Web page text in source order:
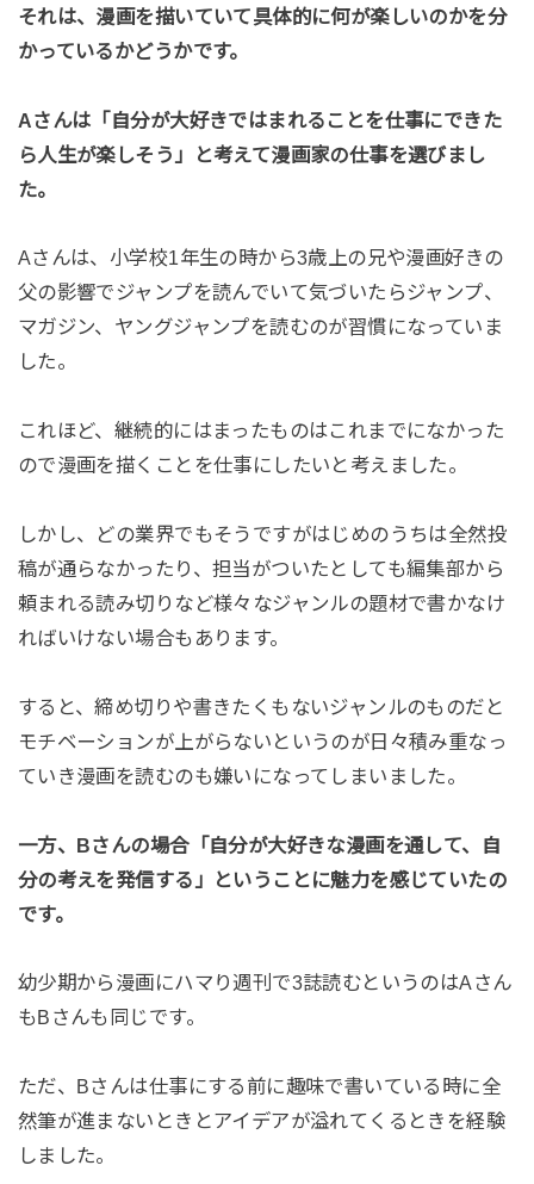
それは、漫画を描いていて具体的に何が楽しいのかを分
かっているかどうかです。
Aさんは「自分が大好きではまれることを仕事にできた
ら人生が楽しそう」と考えて漫画家の仕事を選びまし
た。
Aさんは、小学校1年生の時から3歳上の兄や漫画好きの
父の影響でジャンプを読んでいて気づいたらジャンプ、
マガジン、ヤングジャンプを読むのが習慣になっていま
した。
これほど、継続的にはまったものはこれまでになかった
ので漫画を描くことを仕事にしたいと考えました。
しかし、どの業界でもそうですがはじめのうちは全然投
稿が通らなかったり、担当がついたとしても編集部から
頼まれる読み切りなど様々なジャンルの題材で書かなけ
ればいけない場合もあります。
すると、締め切りや書きたくもないジャンルのものだと
モチベーションが上がらないというのが日々積み重なっ
ていき漫画を読むのも嫌いになってしまいました。
一方、Bさんの場合「自分が大好きな漫画を通して、自
分の考えを発信する」
ということに魅力を感じていたの
です。
幼少期から漫画にハマり週刊で3誌読むというのはAさん
もBさんも同じです。
ただ、Bさんは仕事にする前に趣味で書いている時に全
然筆が進まないときとアイデアが溢れてくるときを経験
しました。